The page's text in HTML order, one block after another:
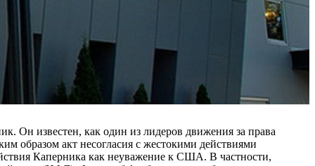
Он известен, как один из лидеров движения за права
образом акт несогласия с жестокими действиями
Каперника как неуважение к США. В частности,